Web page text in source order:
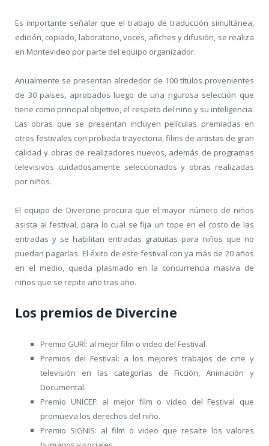
Es importante señalar que el trabajo de traducción simultánea,
edición, copiado, laboratorio, voces, afiches y difusión, se realiza
en Montevideo por parte del equipo organizador.
Anualmente se presentan alrededor de 100 títulos provenientes
de 30 países, aprobados luego de una rigurosa selección que
tiene como principal objetivo, el respeto del niño y su inteligencia.
Las obras que se presentan incluyen películas premiadas en
otros festivales con probada trayectoria, films de artistas de gran
calidad y obras de realizadores nuevos, además de programas
televisivos cuidadosamente seleccionados y obras realizadas
por niños.
El equipo de Divercine procura que el mayor número de niños
asista al festival, para lo cual se fija un tope en el costo de las
entradas y se habilitan entradas gratuitas para niños que no
puedan pagarlas. El éxito de este festival con ya más de 20 años
en el medio, queda plasmado en la concurrencia masiva de
niños que se repite año tras año.
Los premios de Divercine
Premio GURÍ: al mejor film o video del Festival.
Premios del Festival: a los mejores trabajos de cine y
televisión en las categorías de Ficción, Animación y
Documental.
Premio UNICEF: al mejor film o video del Festival que
promueva los derechos del niño.
Premio SIGNIS: al film o video que resalte los valores